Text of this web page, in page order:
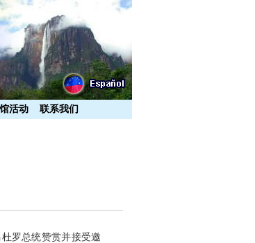
活动 联系我们
罗总统赞赏并接受邀